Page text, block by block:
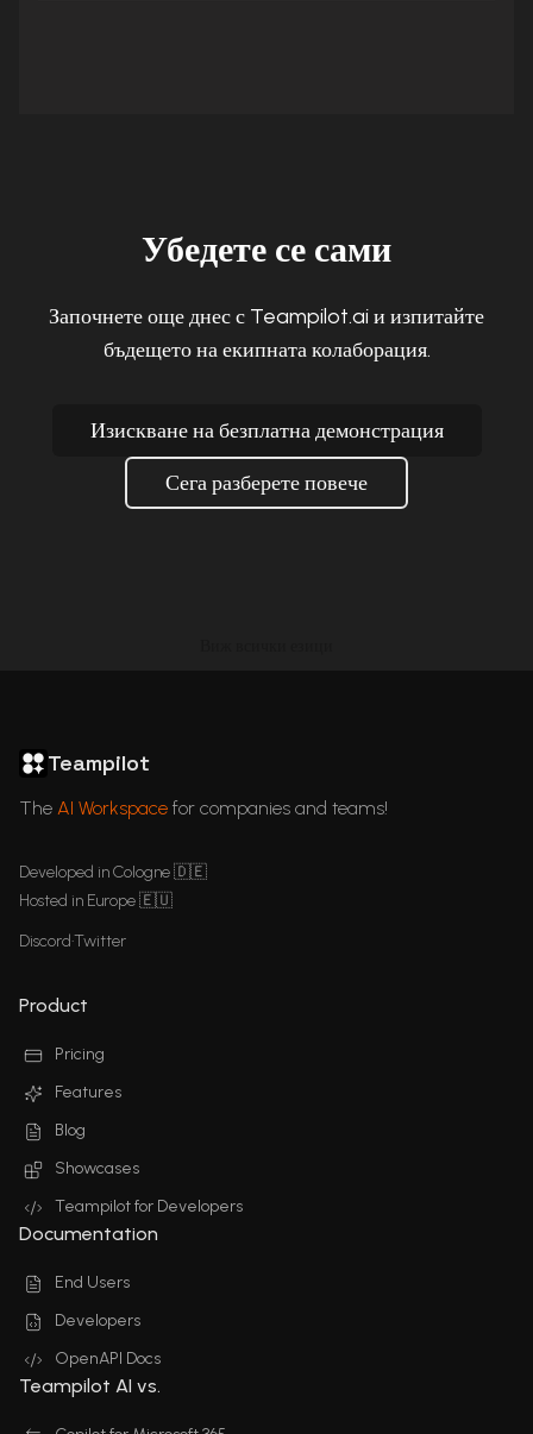
Убедете се сами
Започнете още днес с Teampilot.ai и изпитайте
бъдещето на екипната колаборация.
Изискване на безплатна демонстрация
Сега разберете повече
Teampilot
The AI Workspace for companies and teams!
Developed in Cologne 🇩🇪
Hosted in Europe 🇪🇺
Discord•Twitter
Product
Pricing
Features
Blog
Showcases
Teampilot for Developers
Documentation
End Users
Developers
OpenAPI Docs
Teampilot AI vs.
ChatGPT in Languages
GDPR Compliant ChatGPT
ChatGPT for business
Articles